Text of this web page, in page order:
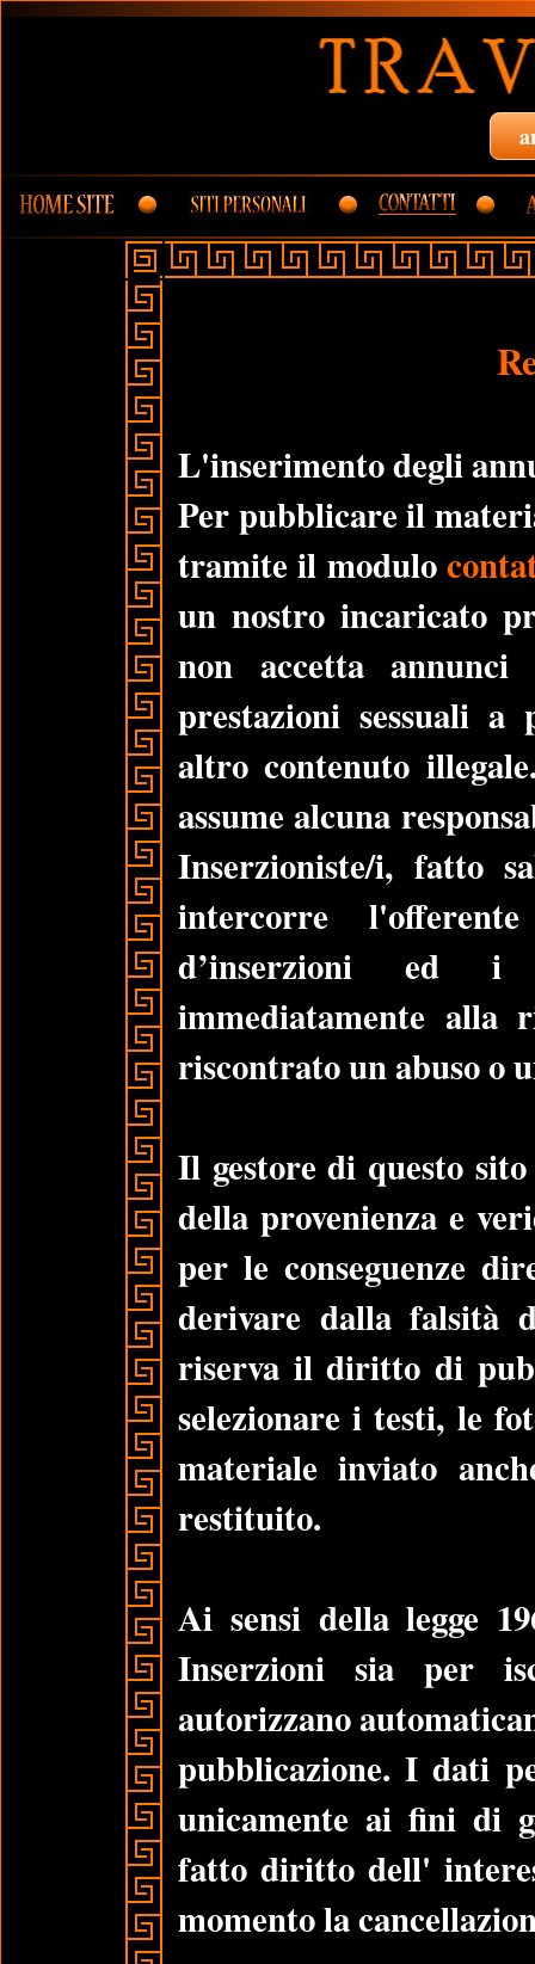
L'inserimento degli
Per pubblicare il
tramite il modulo
un nostro incaricato
non accetta
prestazioni sessuali a
altro contenuto
assume alcuna
Inserzioniste/i, fatto
intercorre
d’inserzioni ed i
immediatamente alla
riscontrato un abuso o
Il gestore di questo
della provenienza e
per le conseguenze
derivare dalla falsità
riserva il diritto di
selezionare i testi, le
materiale inviato
restituito.
Ai sensi della legge
Inserzioni sia per
autorizzano
pubblicazione. I dati
unicamente ai fini di
fatto diritto dell'
momento la